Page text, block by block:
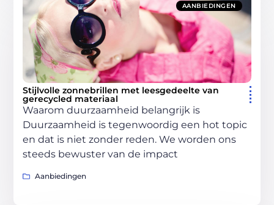
AANBIEDINGEN
Stijlvolle zonnebrillen met leesgedeelte van
gerecycled materiaal
Waarom duurzaamheid belangrijk is
Duurzaamheid is tegenwoordig een hot topic
en dat is niet zonder reden. We worden ons
steeds bewuster van de impact
Aanbiedingen